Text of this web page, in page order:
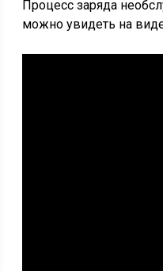
Процесс заряда
можно увидеть на